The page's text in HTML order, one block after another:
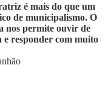
é mais do que um
de municipalismo. O
nos permite ouvir de
e responder com muito